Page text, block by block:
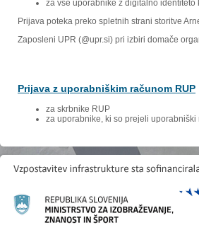
za vse uporabnike z digitalno
Prijava poteka preko spletnih strani storitve
Zaposleni UPR (@upr.si) pri izbiri domače
Prijava z uporabniškim računom RUP
za skrbnike RUP
za uporabnike, ki so prejeli uporabniški